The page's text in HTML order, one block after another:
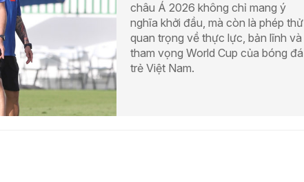
châu Á 2026 không chỉ mang ý
nghĩa khởi đầu, mà còn là phép thử
quan trọng về thực lực, bản lĩnh và
tham vọng World Cup của bóng đá
trẻ Việt Nam.